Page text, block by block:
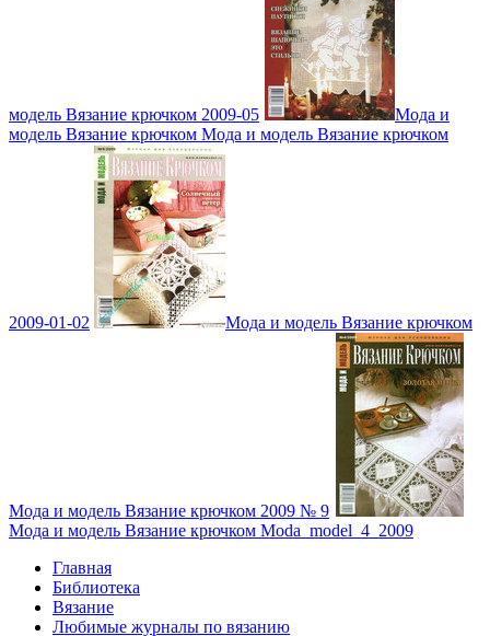
модель Вязание крючком 2009-05
Мода и
модель Вязание крючком Мода и модель Вязание крючком
2009-01-02 Мода и модель Вязание крючком
Мода и модель Вязание крючком 2009 № 9
Мода и модель Вязание крючком Moda_model_4_2009
Главная
Библиотека
Вязание
Любимые журналы по вязанию